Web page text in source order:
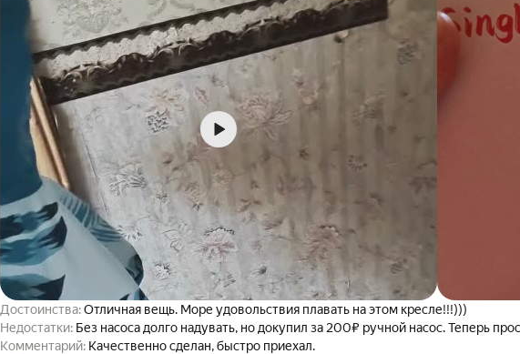
Достоинства:Отличная вещь. Море удовольствия плавать на этом кресле!!!)))
Недостатки: Без насоса долго надувать, но докупил за 200₽ ручной насос. Теперь
Комментарий: Качественно сделан, быстро приехал.